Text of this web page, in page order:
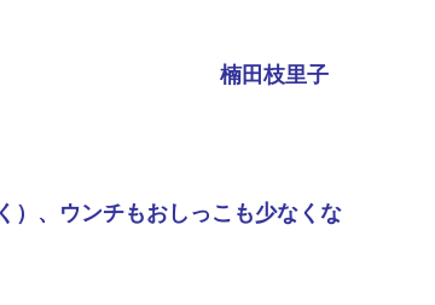
楠田枝里子
）、ウンチもおしっこも少なくな